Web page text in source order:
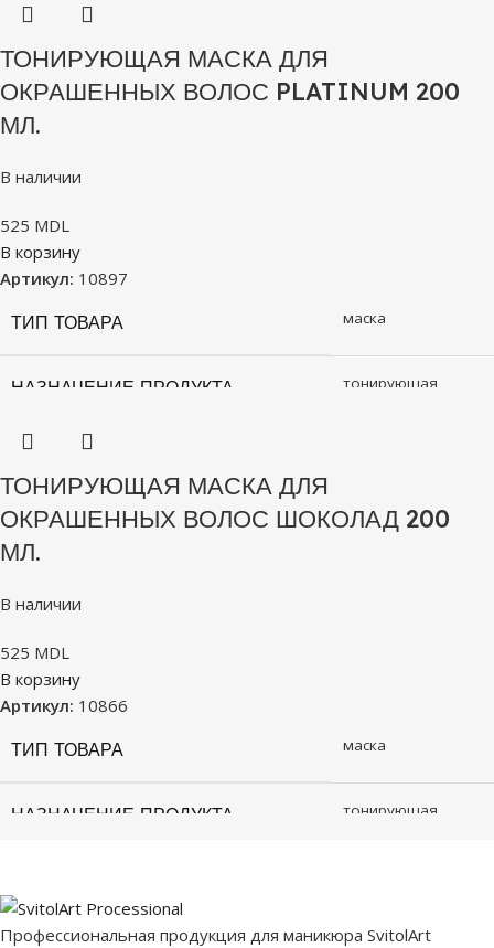
ТОНИРУЮЩАЯ МАСКА ДЛЯ
ОКРАШЕННЫХ ВОЛОС PLATINUM 200
МЛ.
В наличии
525 MDL
В корзину
Артикул: 10897
ТИП ТОВАРА
маска
НАЗНАЧЕНИЕ ПРОДУКТА тонирующая
ТОНИРУЮЩАЯ МАСКА ДЛЯ
ОКРАШЕННЫХ ВОЛОС ШОКОЛАД 200
МЛ.
В наличии
525 MDL
В корзину
Артикул: 10866
ТИП ТОВАРА
маска
НАЗНАЧЕНИЕ ПРОДУКТА тонирующая
Профессиональная продукция для маникюра SvitolArt